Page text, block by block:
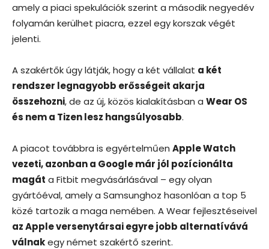
amely a piaci spekulációk szerint a második negyedév
folyamán kerülhet piacra, ezzel egy korszak végét
jelenti.
A szakértők úgy látják, hogy a két vállalat a két
rendszer legnagyobb erősségeit akarja
összehozni, de az új, közös kialakításban a Wear OS
és nem a Tizen lesz hangsúlyosabb.
A piacot továbbra is egyértelműen Apple Watch
vezeti, azonban a Google már jól pozícionálta
magát a Fitbit megvásárlásával – egy olyan
gyártóéval, amely a Samsunghoz hasonlóan a top 5
közé tartozik a maga nemében. A Wear fejlesztéseivel
az Apple versenytársai egyre jobb alternatívává
válnakegy német szakértő szerint.